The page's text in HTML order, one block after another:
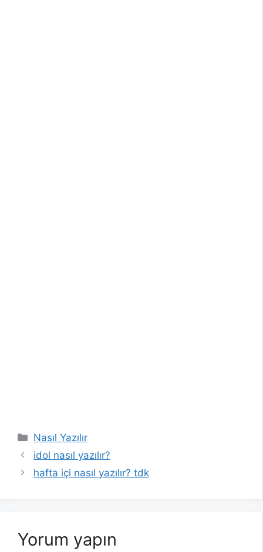
Kategoriler
Nasıl Yazılır
idol nasıl yazılır?
hafta içi nasıl yazılır? tdk
Yorum yapın